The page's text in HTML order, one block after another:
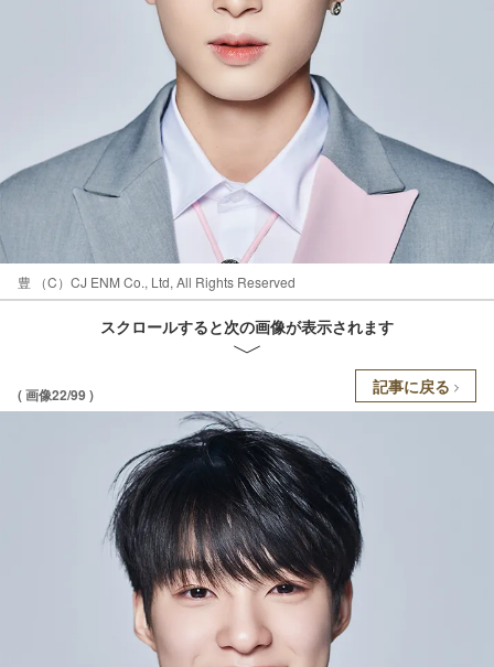
豊 （C）CJ ENM Co., Ltd, All Rights Reserved
スクロールすると次の画像が表示されます
( 画像22/99 ) 記事に戻る